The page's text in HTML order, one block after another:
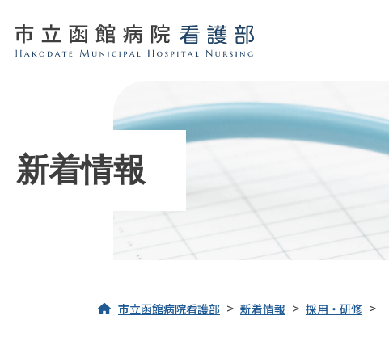
新着情報
市立函館病院看護部 > 新着情報 > 採用・研修 >